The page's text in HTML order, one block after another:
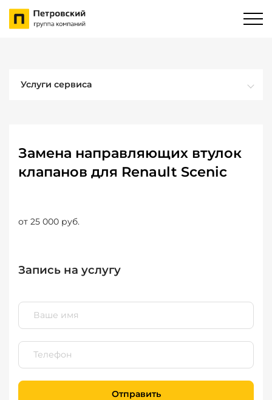
Услуги сервиса
Замена направляющих втулок
клапанов для Renault Scenic
от 25 000 руб.
Запись на услугу
Отправить